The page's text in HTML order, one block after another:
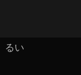
るい